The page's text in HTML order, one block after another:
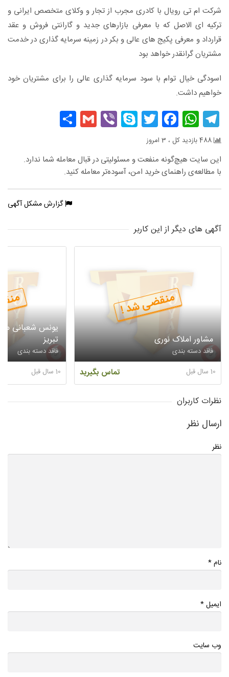
شرکت ام تی رویال با کادری مجرب از تجار و وکلای متخصص ایرانی و
ترکیه ای الاصل که با معرفی بازارهای جدید و گارانتی فروش و عقد
قرارداد و معرفی پکیج های عالی و بکر در زمینه سرمایه گذاری در خدمت
مشتریان گرانقدر خواهد بود
اسودگی خیال توام با سود سرمایه گذاری عالی را برای مشتریان خود
خواهیم داشت.
Telegram
WhatsApp
Facebook
Twitter
Skype
Viber
Gmail
این سایت هیچ‌گونه منفعت و مسئولیتی در قبال معامله شما ندارد.
با مطالعه‌ی راهنمای خرید امن، آسوده‌تر معامله کنید.
گزارش مشکل آگهی
آگهی های دیگر از این کاربر
منقضی شد !
مشاور املاک نوری
فاقد دسته بندی
تماس بگیرید 10 سال قبل
یونس شعبانی
تبریز
فاقد دسته بندی
10 سال قبل
نظرات کاربران
ارسال نظر
نظر
نام*
ایمیل*
وب سایت